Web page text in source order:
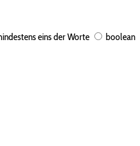
eins der Worte boolean